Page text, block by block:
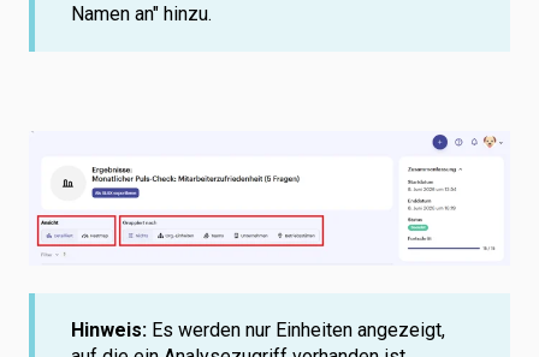
Namen an" hinzu.
Hinweis: Es werden nur Einheiten angezeigt,